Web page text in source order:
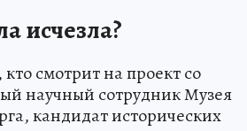
исчезла?
смотрит на проект со
научный сотрудник Музея
кандидат исторических